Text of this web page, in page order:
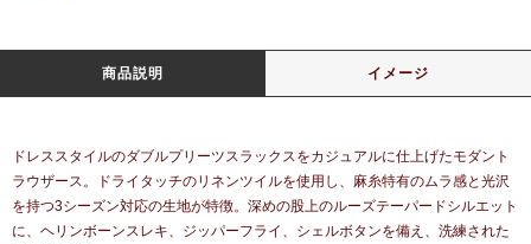
商品説明 イメージ
ドレススタイルのダブルプリーツスラックスをカジュアルに仕上げたモダント
ラウザース。ドライタッチのリネンツイルを使用し、麻糸特有のムラ感と光沢
を持つ3シーズン対応の生地が特徴。深めの股上のルーズテーパードシルエット
に、ヘリンボーンスレキ、ジッパーフライ、シェルボタンを備え、洗練された